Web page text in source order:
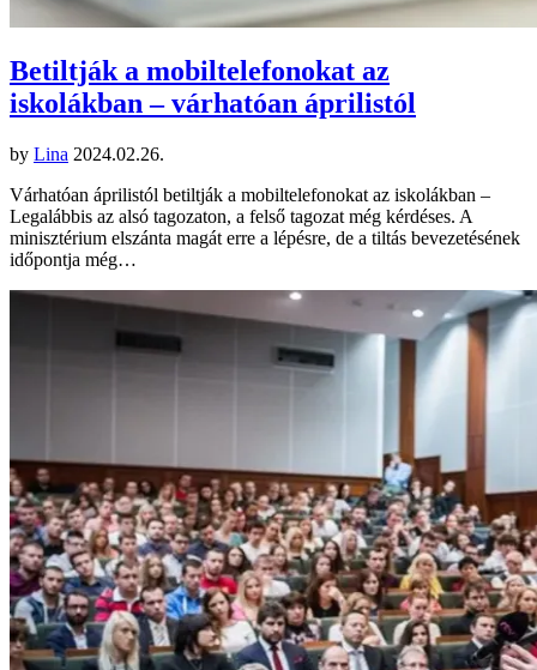
Betiltják a mobiltelefonokat az
iskolákban – várhatóan áprilistól
by Lina 2024.02.26.
Várhatóan áprilistól betiltják a mobiltelefonokat az iskolákban –
Legalábbis az alsó tagozaton, a felső tagozat még kérdéses. A
minisztérium elszánta magát erre a lépésre, de a tiltás bevezetésének
időpontja még…